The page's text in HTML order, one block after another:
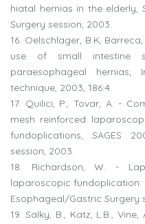
hiatal hernias in the elderly,
Surgery session, 2003.
16. Oelschlager, B.K,
use of small intestine
paraesophageal
technique, 2003, 186:4.
17. Quilici, P., Tovar, A. -
mesh reinforced
fundoplications, SAGES
session, 2003.
18. Richardson, W. -
laparoscopic fundoplication:
Esophageal/Gastric Surgery
19. Salky, B., Katz, L.B.,